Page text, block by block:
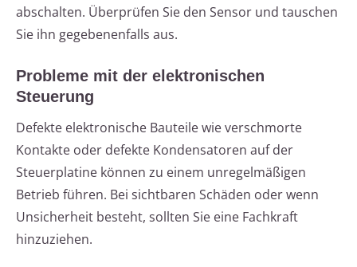
abschalten. Überprüfen Sie den Sensor und tauschen
Sie ihn gegebenenfalls aus.
Probleme mit der elektronischen
Steuerung
Defekte elektronische Bauteile wie verschmorte
Kontakte oder defekte Kondensatoren auf der
Steuerplatine können zu einem unregelmäßigen
Betrieb führen. Bei sichtbaren Schäden oder wenn
Unsicherheit besteht, sollten Sie eine Fachkraft
hinzuziehen.